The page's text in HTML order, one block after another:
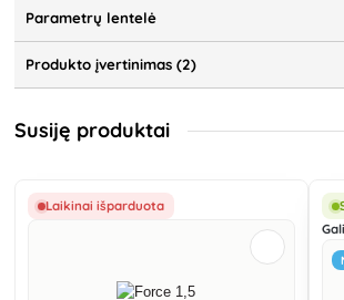
Parametrų lentelė
Produkto įvertinimas (2)
Susiję produktai
Laikinai išparduota